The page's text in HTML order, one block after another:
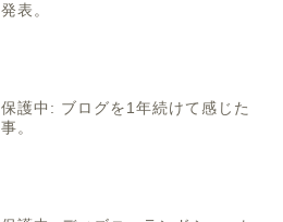
発表。
保護中: ブログを1年続けて感じた
事。